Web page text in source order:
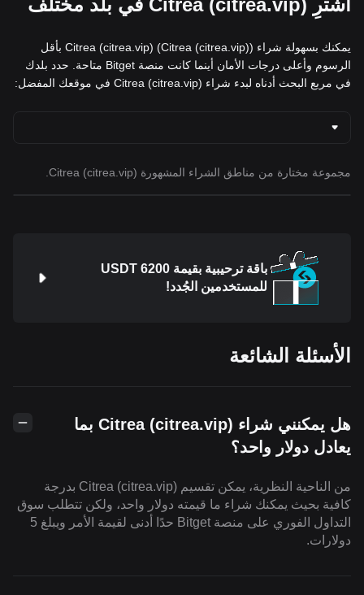
يمكنك بسهولة شراء Citrea (citrea.vip) (Citrea (citrea.vip)) بأقل
الرسوم وأعلى درجات الأمان أينما كانت منصة Bitget متاحة. حدد بلدك
في مربع البحث أدناه لبدء شراء Citrea (citrea.vip) في موقعك المفضل:
مجموعة مختارة من مناطق الشراء المشهورة Citrea (citrea.vip).
باقة ترحيبية بقيمة 6200 USDT
للمستخدمين الجُدد!
الأسئلة الشائعة
هل يمكنني شراء Citrea (citrea.vip) بما
يعادل دولار واحد؟
من الناحية النظرية، يمكن تقسيم Citrea (citrea.vip) بدرجة
كافية بحيث يمكنك شراء ما قيمته دولار واحد، ولكن تتطلب سوق
التداول الفوري على منصة Bitget حدًا أدنى لقيمة الأمر ويبلغ 5
دولارات.